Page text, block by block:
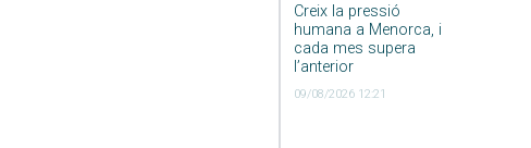
Creix la pressió
humana a Menorca, i
cada mes supera
l’anterior
09/08/2026 12:21